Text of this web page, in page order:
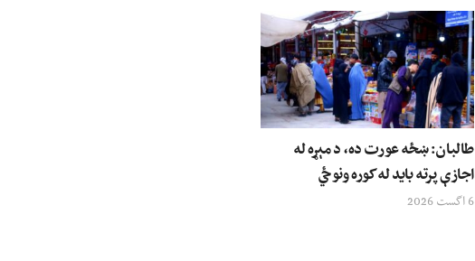
طالبان: ښځه عورت ده، د مېړه له
اجازې پرته باید له کوره ونوځي
6 اگست 2026